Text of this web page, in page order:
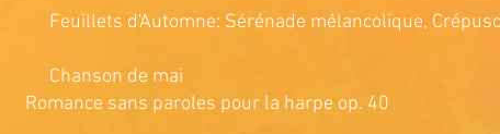
d'Automne: Sérénade mélancolique,
Chanson de mai
pour la harpe op. 40